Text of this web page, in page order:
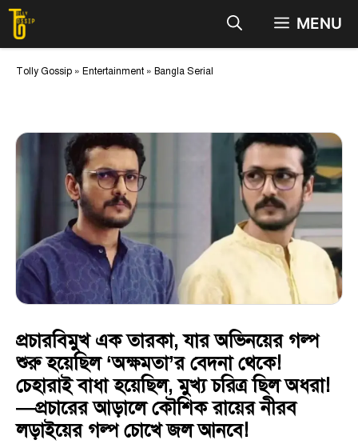
Skip
content
MENU
Tolly Gossip » Entertainment » Bangla Serial
প্রচারবিমুখ এক তারকা, যার অভিনয়ের গল্প
শুরু হয়েছিল ‘অক্ষমতা’র বেদনা থেকে!
চেহারাই বাধা হয়েছিল, মুখ্য চরিত্র ছিল অধরা!
—প্রচারের আড়ালে কৌশিক রায়ের নীরব
লড়াইয়ের গল্প চোখে জল আনবে!